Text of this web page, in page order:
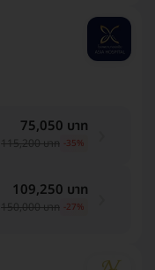
75,050 บาท
115,200 บาท -35%
109,250 บาท
150,000 บาท -27%